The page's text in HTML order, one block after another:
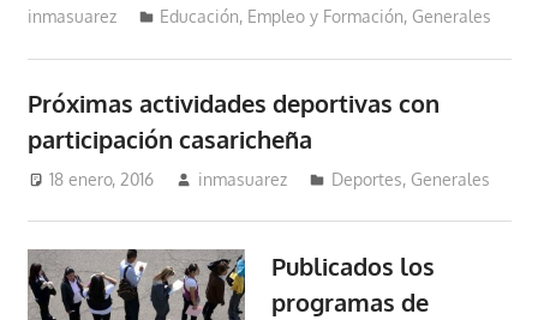
inmasuarez
Educación, Empleo y Formación, Generales
Próximas actividades deportivas con
participación casaricheña
18 enero, 2016 inmasuarez Deportes, Generales
Publicados los
programas de